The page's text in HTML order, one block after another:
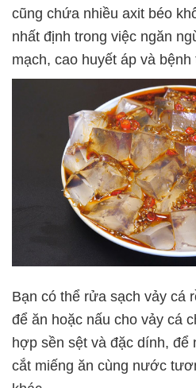
cũng chứa nhiều axit béo
nhất định trong việc ngăn
mạch, cao huyết áp và bệnh
Bạn có thể rửa sạch vảy cá
để ăn hoặc nấu cho vảy cá
hợp sền sệt và đặc dính, để
cắt miếng ăn cùng nước